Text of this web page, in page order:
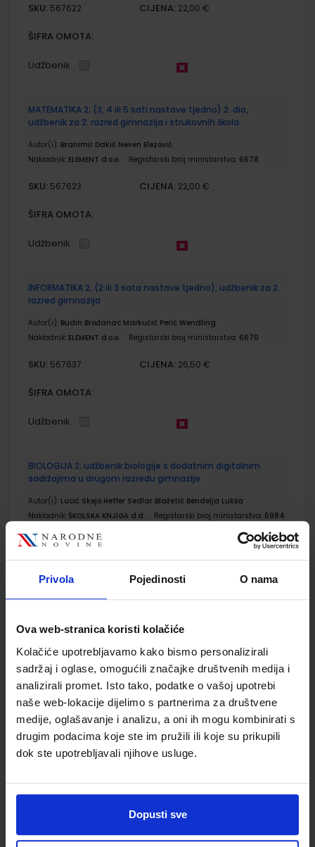
Privola Pojedinosti O nama
Ova web-stranica koristi kolačiće
Kolačiće upotrebljavamo kako bismo personalizirali
sadržaj i oglase, omogućili značajke društvenih medija i
analizirali promet. Isto tako, podatke o vašoj upotrebi
naše web-lokacije dijelimo s partnerima za društvene
medije, oglašavanje i analizu, a oni ih mogu kombinirati s
drugim podacima koje ste im pružili ili koje su prikupili
dok ste upotrebljavali njihove usluge.
Dopusti sve
SKU: 567622 CIJENA: 22,00 €
ŠIFRA OMOTA:
Udžbenik
MATEMATIKA 2; (3, 4 ili 5 sati nastave tjedno) 2. dio,
udžbenik za 2. razred gimnazija i strukovnih škola
Autor(i): Branimir Dakić Neven Elezović
Nakladnik: ELEMENT d.o.o. Registarski broj ministarstva: 6678
SKU: 567623 CIJENA: 22,00 €
ŠIFRA OMOTA:
Udžbenik
INFORMATIKA 2; (2 ili 3 sata nastave tjedno), udžbenik za 2.
razred gimnazija
Autor(i): Budin Brođanac Markučič Perić Wendling
Nakladnik: ELEMENT d.o.o. Registarski broj ministarstva: 6670
SKU: 567637 CIJENA: 26,50 €
ŠIFRA OMOTA:
Udžbenik
BIOLOGIJA 2; udžbenik biologije s dodatnim digitalnim
sadržajima u drugom razredu gimnazije
Autor(i): Lucić Skejo Heffer Sedlar Blažetić Bendelja Lukša
Nakladnik: ŠKOLSKA KNJIGA d.d. Registarski broj ministarstva: 6984
SKU: 567648
Udžbenik
gimnazija
Nakladnik:
Registarski broj ministarstva: 6668
SKU:567660 CIJENA:29,00 €
ŠIFRA OMOTA:
KEMIJA 2; udžbenik kemije za drugi razred gimnazije
Autor(i):Habuš Barić Tominac Liber Bajić